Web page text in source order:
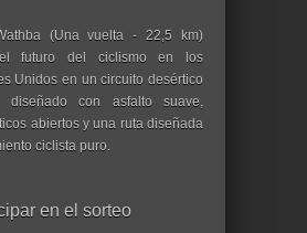
(Una vuelta - 22,5 km)
el futuro del ciclismo en los
Unidos en un circuito desértico
diseñado con asfalto suave,
abiertos y una ruta diseñada
ciclista puro.
en el sorteo